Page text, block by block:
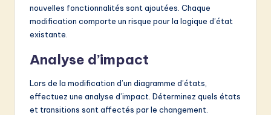
nouvelles fonctionnalités sont ajoutées. Chaque
modification comporte un risque pour la logique d’état
existante.
Analyse d’impact
Lors de la modification d’un diagramme d’états,
effectuez une analyse d’impact. Déterminez quels états
et transitions sont affectés par le changement.